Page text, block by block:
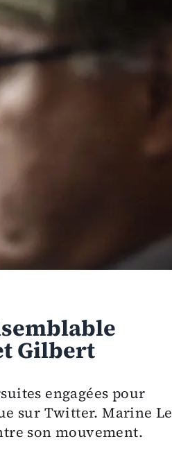
Gilbert
engagées pour
sur Twitter. Marine Le
son mouvement.